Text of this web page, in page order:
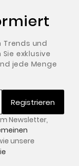
Trends und
exklusive
jede Menge
Registrieren
Newsletter,
unsere